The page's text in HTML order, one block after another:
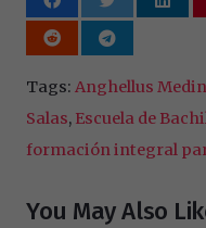
Tags: Anghellus
Salas, Escuela de
formación integral
You May Also